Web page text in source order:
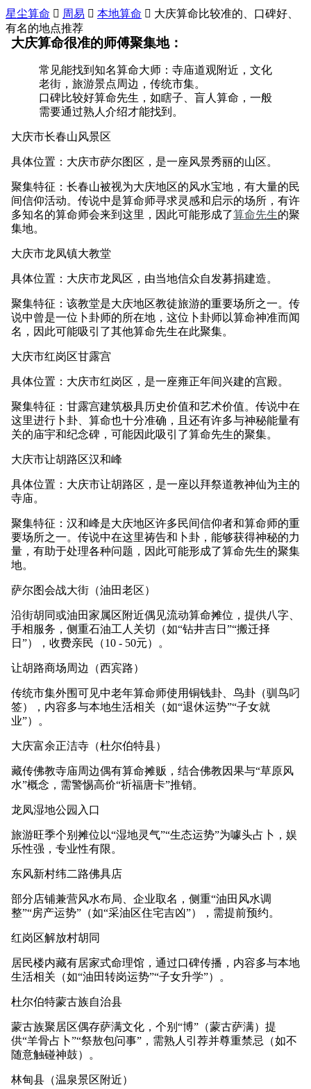
星尘算命  周易  本地算命  大庆算命比较准的、口碑好、
有名的地点推荐
大庆算命很准的师傅聚集地：
常见能找到知名算命大师：寺庙道观附近，文化
老街，旅游景点周边，传统市集。
口碑比较好算命先生，如瞎子、盲人算命，一般
需要通过熟人介绍才能找到。
大庆市长春山风景区
具体位置：大庆市萨尔图区，是一座风景秀丽的山区。
聚集特征：长春山被视为大庆地区的风水宝地，有大量的民
间信仰活动。传说中是算命师寻求灵感和启示的场所，有许
多知名的算命师会来到这里，因此可能形成了算命先生的聚
集地。
大庆市龙凤镇大教堂
具体位置：大庆市龙凤区，由当地信众自发募捐建造。
聚集特征：该教堂是大庆地区教徒旅游的重要场所之一。传
说中曾是一位卜卦师的所在地，这位卜卦师以算命神准而闻
名，因此可能吸引了其他算命先生在此聚集。
大庆市红岗区甘露宫
具体位置：大庆市红岗区，是一座雍正年间兴建的宫殿。
聚集特征：甘露宫建筑极具历史价值和艺术价值。传说中在
这里进行卜卦、算命也十分准确，且还有许多与神秘能量有
关的庙宇和纪念碑，可能因此吸引了算命先生的聚集。
大庆市让胡路区汉和峰
具体位置：大庆市让胡路区，是一座以拜祭道教神仙为主的
寺庙。
聚集特征：汉和峰是大庆地区许多民间信仰者和算命师的重
要场所之一。传说中在这里祷告和卜卦，能够获得神秘的力
量，有助于处理各种问题，因此可能形成了算命先生的聚集
地。
萨尔图会战大街（油田老区）
沿街胡同或油田家属区附近偶见流动算命摊位，提供八字、
手相服务，侧重石油工人关切（如“钻井吉日”“搬迁择
日”），收费亲民（10 - 50元）。
让胡路商场周边（西宾路）
传统市集外围可见中老年算命师使用铜钱卦、鸟卦（驯鸟叼
签），内容多与本地生活相关（如“退休运势”“子女就
业”）。
大庆富余正洁寺（杜尔伯特县）
藏传佛教寺庙周边偶有算命摊贩，结合佛教因果与“草原风
水”概念，需警惕高价“祈福唐卡”推销。
龙凤湿地公园入口
旅游旺季个别摊位以“湿地灵气”“生态运势”为噱头占卜，娱
乐性强，专业性有限。
东风新村纬二路佛具店
部分店铺兼营风水布局、企业取名，侧重“油田风水调
整”“房产运势”（如“采油区住宅吉凶”），需提前预约。
红岗区解放村胡同
居民楼内藏有居家式命理馆，通过口碑传播，内容多与本地
生活相关（如“油田转岗运势”“子女升学”）。
杜尔伯特蒙古族自治县
蒙古族聚居区偶存萨满文化，个别“博”（蒙古萨满）提
供“羊骨占卜”“祭敖包问事”，需熟人引荐并尊重禁忌（如不
随意触碰神鼓）。
林甸县（温泉景区附近）